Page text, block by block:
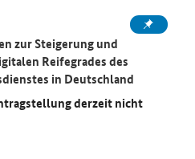
zur Steigerung und
Reifegrades des
in Deutschland
derzeit nicht